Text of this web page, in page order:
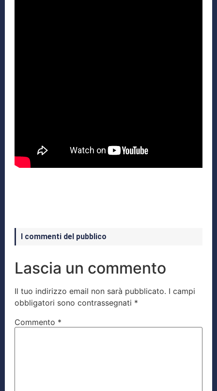
I commenti del pubblico
Lascia un commento
Il tuo indirizzo email non sarà pubblicato. I campi
obbligatori sono contrassegnati *
Commento *